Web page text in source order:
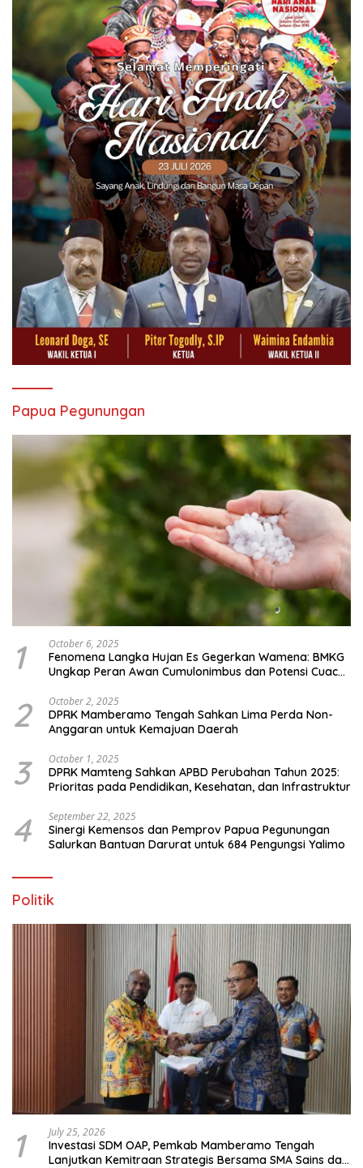
Papua Pegunungan
1 October 6, 2025
Fenomena Langka Hujan Es Gegerkan Wamena: BMKG
Ungkap Peran Awan Cumulonimbus dan Potensi Cuaca
2 October 2, 2025
DPRK Mamberamo Tengah Sahkan Lima Perda Non-
Anggaran untuk Kemajuan Daerah
3 October 1, 2025
DPRK Mamteng Sahkan APBD Perubahan Tahun 2025:
Prioritas pada Pendidikan, Kesehatan, dan Infrastruktur
4 September 22, 2025
Sinergi Kemensos dan Pemprov Papua Pegunungan
Salurkan Bantuan Darurat untuk 684 Pengungsi Yalimo
Politik
1 July 25, 2026
Investasi SDM OAP, Pemkab Mamberamo Tengah
Lanjutkan Kemitraan Strategis Bersama SMA Sains dan